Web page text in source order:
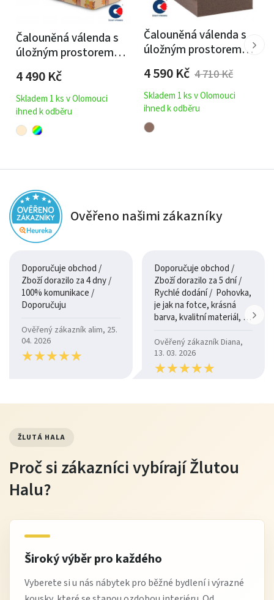
Čalouněná válenda s
úložným prostorem
Erik - pružinová
4 490Kč
Skladem 1 ks v Olomouci
ihned k odběru
Čalouněná válenda s
úložným prostorem
Erik II - pružinová
4 590Kč 4 710Kč
Skladem 1 ks v Olomouci
ihned k odběru
Ověřeno našimi zákazníky
Doporučuje obchod /
Zboží dorazilo za 4 dny /
100% komunikace /
Doporučuju
Ověřený zákazník alim, 25.
04. 2026
★★★★★
★★★★★
Doporučuje obchod /
Zboží dorazilo za 5 dní /
Rychlé dodání / Pohovka,
je jak na fotce, krásná
barva, kvalitní materiál, a
Ověřený zákazník Diana,
13. 03. 2026
★★★★★
★★★★★
ŽLUTÁ HALA
Proč si zákazníci vybírají Žlutou
Halu?
Široký výběr pro každého
Vyberete si u nás nábytek pro běžné bydlení i výrazné